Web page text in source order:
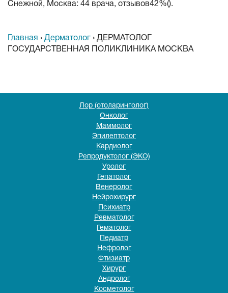
Снежной, Москва: 44 врача, отзывов42%().
Главная › Дерматолог › ДЕРМАТОЛОГ
ГОСУДАРСТВЕННАЯ ПОЛИКЛИНИКА МОСКВА
Лор (отоларинголог)
Онколог
Маммолог
Эпилептолог
Кардиолог
Репродуктолог (ЭКО)
Уролог
Гепатолог
Венеролог
Нейрохирург
Психиатр
Ревматолог
Гематолог
Педиатр
Нефролог
Фтизиатр
Хирург
Андролог
Косметолог